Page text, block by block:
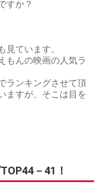
すか？
ています。
もんの映画の人気ラ
ランキングさせて頂
ますが、そこは目を
－41！